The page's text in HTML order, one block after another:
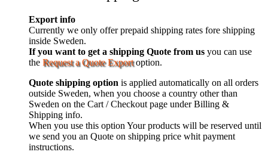
Export info
Currently we only offer prepaid shipping rates fore shipping
inside Sweden.
If you want to get a shipping Quote from us you can use
the Request a Quote Exportoption.
Quote shipping option is applied automatically on all orders
outside Sweden, when you choose a country other than
Sweden on the Cart / Checkout page under Billing &
Shipping info.
When you use this option Your products will be reserved until
we send you an Quote on shipping price whit payment
instructions.